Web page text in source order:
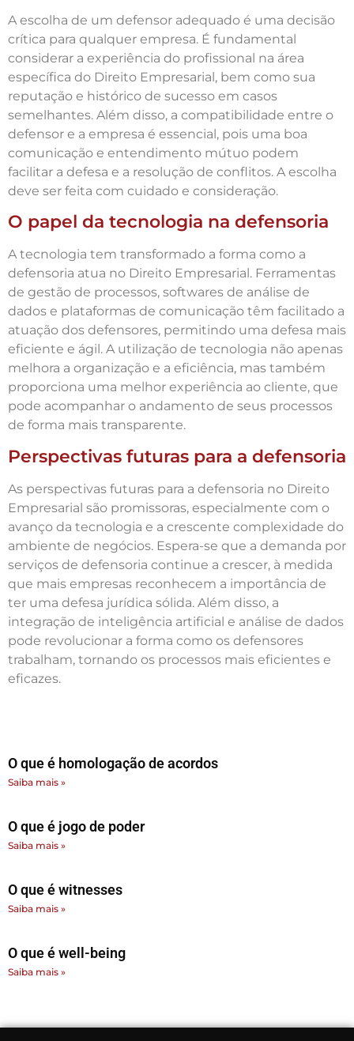
A escolha de um defensor adequado é uma decisão
crítica para qualquer empresa. É fundamental
considerar a experiência do profissional na área
específica do Direito Empresarial, bem como sua
reputação e histórico de sucesso em casos
semelhantes. Além disso, a compatibilidade entre o
defensor e a empresa é essencial, pois uma boa
comunicação e entendimento mútuo podem
facilitar a defesa e a resolução de conflitos. A escolha
deve ser feita com cuidado e consideração.
O papel da tecnologia na defensoria
A tecnologia tem transformado a forma como a
defensoria atua no Direito Empresarial. Ferramentas
de gestão de processos, softwares de análise de
dados e plataformas de comunicação têm facilitado a
atuação dos defensores, permitindo uma defesa mais
eficiente e ágil. A utilização de tecnologia não apenas
melhora a organização e a eficiência, mas também
proporciona uma melhor experiência ao cliente, que
pode acompanhar o andamento de seus processos
de forma mais transparente.
Perspectivas futuras para a defensoria
As perspectivas futuras para a defensoria no Direito
Empresarial são promissoras, especialmente com o
avanço da tecnologia e a crescente complexidade do
ambiente de negócios. Espera-se que a demanda por
serviços de defensoria continue a crescer, à medida
que mais empresas reconhecem a importância de
ter uma defesa jurídica sólida. Além disso, a
integração de inteligência artificial e análise de dados
pode revolucionar a forma como os defensores
trabalham, tornando os processos mais eficientes e
eficazes.
O que é homologação de acordos
Saiba mais »
O que é jogo de poder
Saiba mais »
O que é witnesses
Saiba mais »
O que é well-being
Saiba mais »